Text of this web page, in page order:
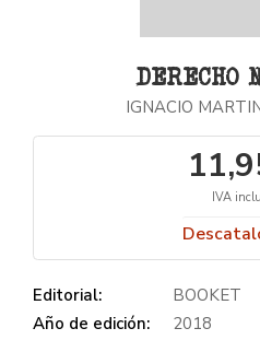
DERECHO
IGNACIO
IVA
Editorial:
BOOKET
Año de edición:
2018